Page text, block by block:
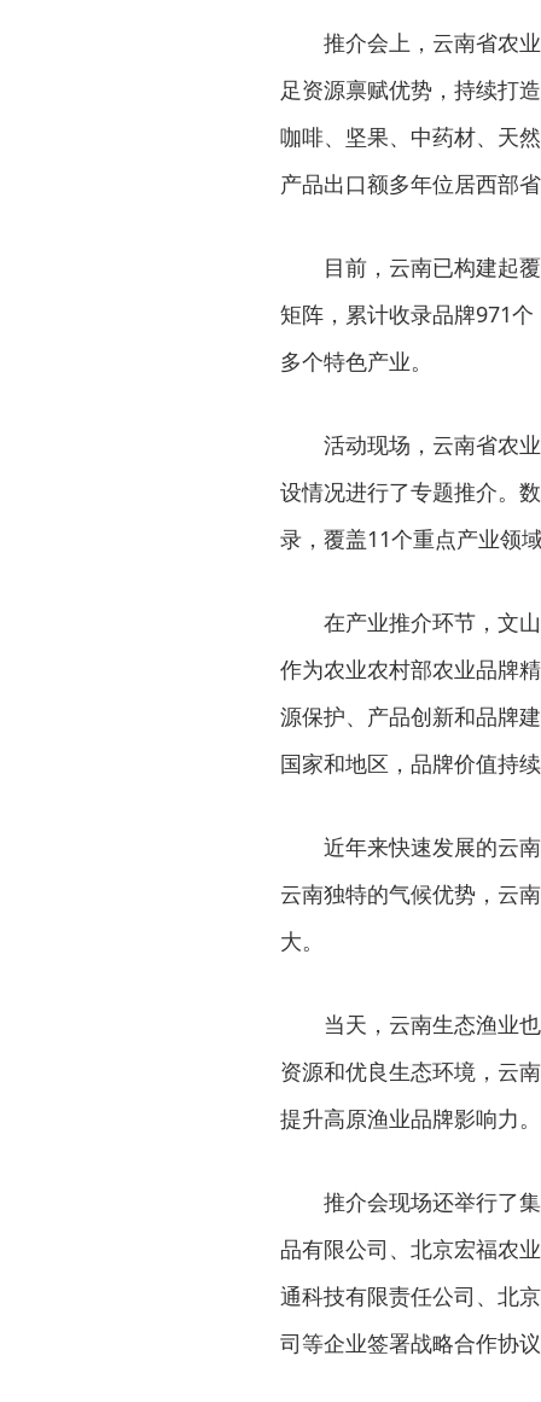
推介会上，云南省农
足资源禀赋优势，持续打
咖啡、坚果、中药材、天
产品出口额多年位居西部
目前，云南已构建起
矩阵，累计收录品牌971
多个特色产业。
活动现场，云南省农
设情况进行了专题推介。
录，覆盖11个重点产业领
在产业推介环节，文
作为农业农村部农业品牌
源保护、产品创新和品牌
国家和地区，品牌价值持
近年来快速发展的云
云南独特的气候优势，云
大。
当天，云南生态渔业
资源和优良生态环境，云
提升高原渔业品牌影响力。
推介会现场还举行了
品有限公司、北京宏福农
通科技有限责任公司、北
司等企业签署战略合作协